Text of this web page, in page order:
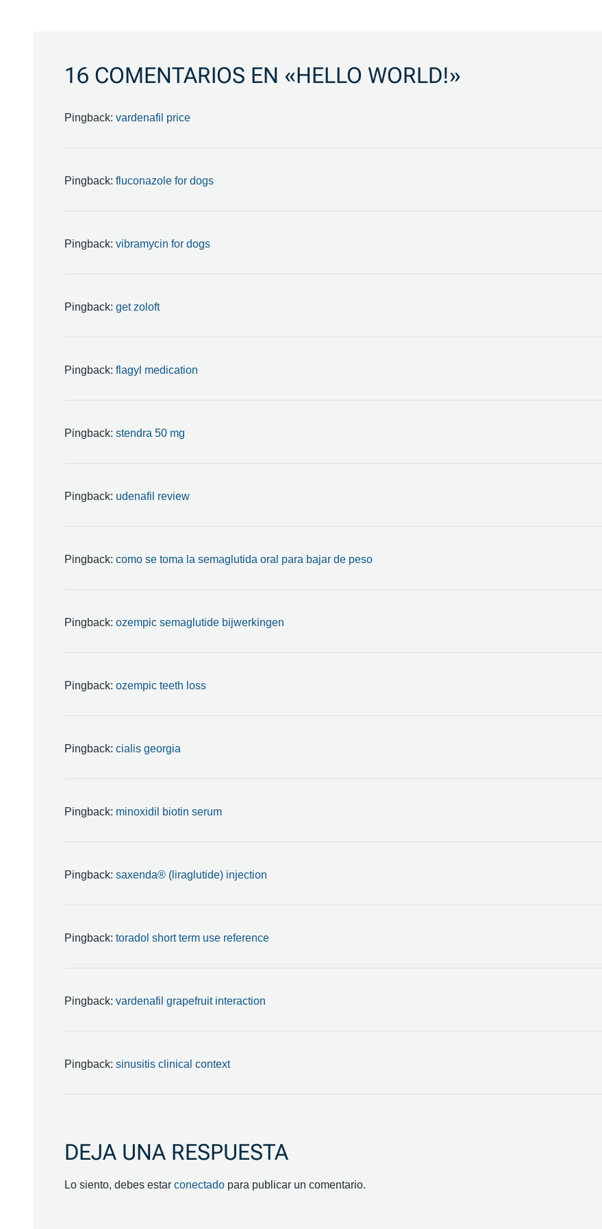
ENTRADAS
16 COMENTARIOS EN «HELLO WORLD!»
Pingback: vardenafil price
Pingback: fluconazole for dogs
Pingback: vibramycin for dogs
Pingback: get zoloft
Pingback: flagyl medication
Pingback: stendra 50 mg
Pingback: udenafil review
Pingback: como se toma la semaglutida oral para bajar de peso
Pingback: ozempic semaglutide bijwerkingen
Pingback: ozempic teeth loss
Pingback: cialis georgia
Pingback: minoxidil biotin serum
Pingback: saxenda® (liraglutide) injection
Pingback: toradol short term use reference
Pingback: vardenafil grapefruit interaction
Pingback: sinusitis clinical context
DEJA UNA RESPUESTA
Lo siento, debes estar conectadopara publicar un comentario.